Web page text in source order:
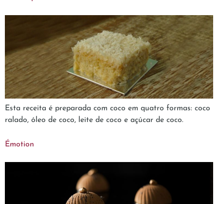
Esta receita é preparada com coco em quatro formas: coco
ralado, óleo de coco, leite de coco e açúcar de coco.
Émotion